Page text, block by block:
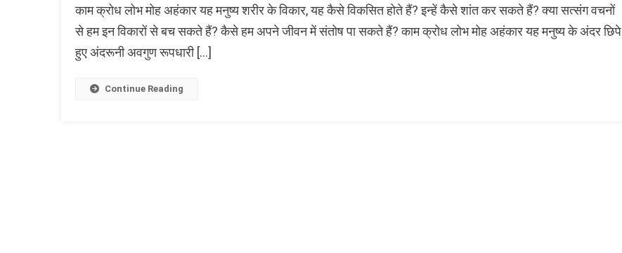
क्रोध,
काम क्रोध लोभ मोह अहंकार यह मनुष्य शरीर के विकार, यह कैसे विकसित होते हैं? इन्हें कैसे शांत कर सकते हैं? क्या सत्संग वचनों
से हम इन विकारों से बच सकते हैं? कैसे हम अपने जीवन में संतोष पा सकते हैं? काम क्रोध लोभ मोह अहंकार यह मनुष्य के अंदर छिपे
हुए अंदरूनी अवगुण रूपधारी […]
Continue Reading